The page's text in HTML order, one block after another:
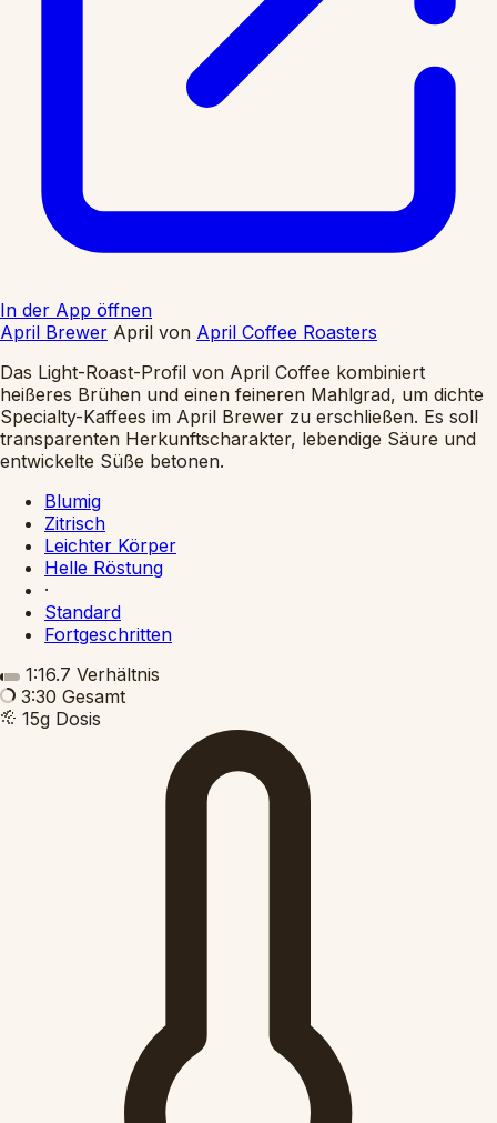
In der App öffnen
April Brewer April von April Coffee Roasters
Das Light-Roast-Profil von April Coffee kombiniert
heißeres Brühen und einen feineren Mahlgrad, um dichte
Specialty-Kaffees im April Brewer zu erschließen. Es soll
transparenten Herkunftscharakter, lebendige Säure und
entwickelte Süße betonen.
Blumig
Zitrisch
Leichter Körper
Helle Röstung
·
Standard
Fortgeschritten
1:16.7 Verhältnis
3:30 Gesamt
15g Dosis